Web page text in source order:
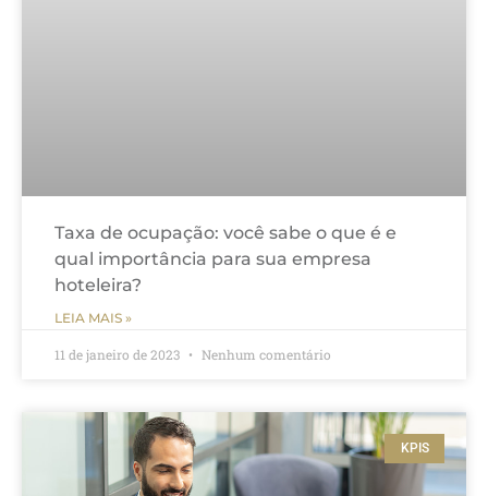
Taxa de ocupação: você sabe o que é e
qual importância para sua empresa
hoteleira?
LEIA MAIS »
11 de janeiro de 2023 Nenhum comentário
KPIS